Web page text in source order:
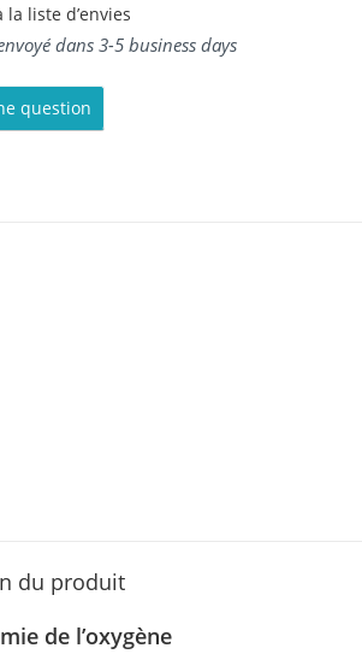
liste d’envies
dans 3-5 business days
question
du produit
de l’oxygène